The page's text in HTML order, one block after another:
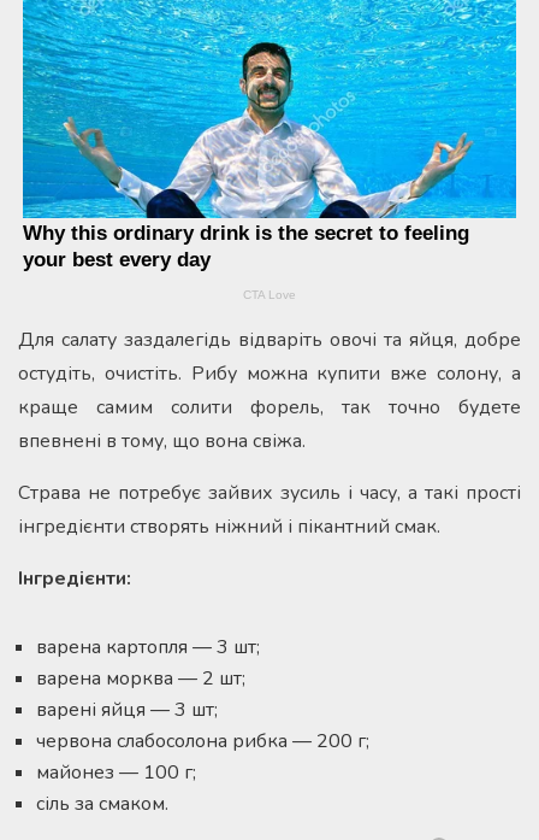
Для салату заздалегідь відваріть овочі та яйця, добре
остудіть, очистіть. Рибу можна купити вже солону, а
краще самим солити форель, так точно будете
впевнені в тому, що вона свіжа.
Страва не потребує зайвих зусиль і часу, а такі прості
інгредієнти створять ніжний і пікантний смак.
Інгредієнти:
варена картопля — 3 шт;
варена морква — 2 шт;
варені яйця — 3 шт;
червона слабосолона рибка — 200 г;
майонез — 100 г;
сіль за смаком.